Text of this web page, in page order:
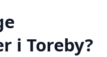
i Toreby?